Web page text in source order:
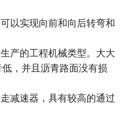
以实现向前和向后转弯和
产的工程机械类型。大大
，并且沥青路面没有损
减速器，具有较高的通过